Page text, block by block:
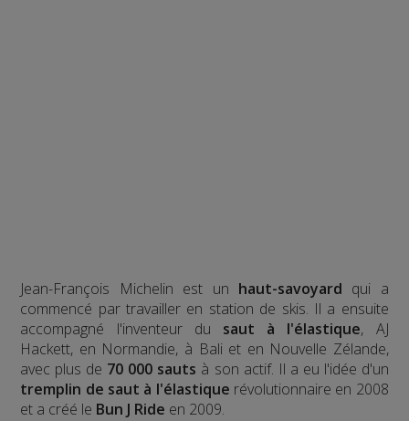
Jean-François Michelin est un haut-savoyard qui a
commencé par travailler en station de skis. Il a ensuite
accompagné l'inventeur du saut à l'élastique, AJ
Hackett, en Normandie, à Bali et en Nouvelle Zélande,
avec plus de 70 000 sauts à son actif. Il a eu l'idée d'un
tremplin de saut à l'élastique révolutionnaire en 2008
et a créé le Bun J Ride en 2009.